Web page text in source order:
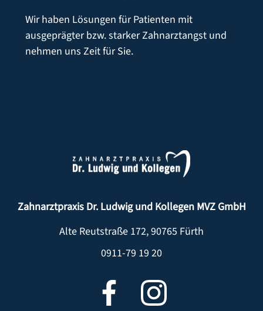
Wir haben Lösungen für Patienten mit
ausgeprägter bzw. starker Zahnarztangst und
nehmen uns Zeit für Sie.
Zahnarztpraxis Dr. Ludwig und Kollegen MVZ GmbH
Alte Reutstraße 172,90765 Fürth
0911-79 19 20